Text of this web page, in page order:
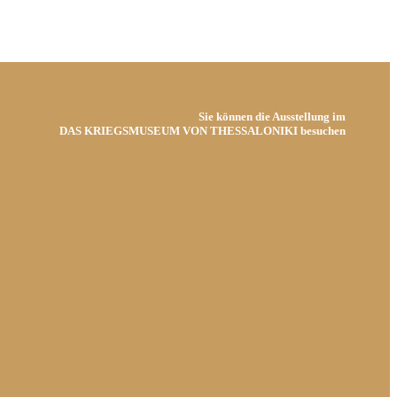
Sie können die Ausstellung im
DAS KRIEGSMUSEUM VON THESSALONIKI besuchen